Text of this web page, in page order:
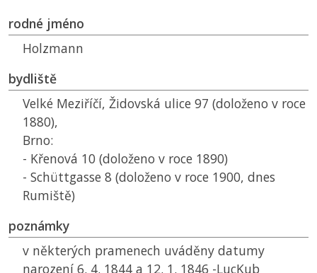
rodné jméno
Holzmann
bydliště
Velké Meziříčí, Židovská ulice 97 (doloženo v roce
1880),
Brno:
- Křenová 10 (doloženo v roce 1890)
- Schüttgasse 8 (doloženo v roce 1900, dnes
Rumiště)
poznámky
v některých pramenech uváděny datumy
narození 6. 4. 1844 a 12. 1. 1846 -LucKub